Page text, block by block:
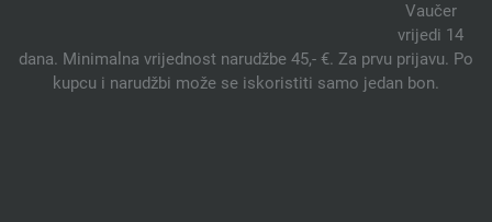
Vaučer
vrijedi 14
dana. Minimalna vrijednost narudžbe 45,- €. Za prvu prijavu. Po
kupcu i narudžbi može se iskoristiti samo jedan bon.